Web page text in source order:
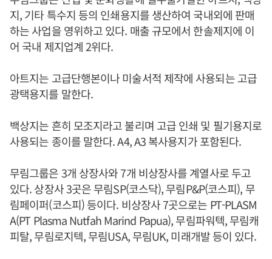
지, 기타 특수지 등의 인쇄용지를 생산하여 국내외에 판매
하는 사업을 영위하고 있다. 매출 규모에서 한솔제지에 이
어 국내 제지업계 2위다.
아트지는 고급단행본이나 미술서적 제작에 사용되는 고급
광택용지를 말한다.
백상지는 흔히 모조지라고 불리며 고급 인쇄 및 필기용지로
사용되는 종이를 말한다. A4, A3 복사용지가 포함된다.
무림그룹은 3개 상장사와 7개 비상장사를 계열사로 두고
있다. 상장사 3곳은 무림SP(코스닥), 무림P&P(코스피), 무
림페이퍼(코스피) 등이다. 비상장사 7곳으로는 PT-PLASM
A(PT Plasma Nutfah Marind Papua), 무림파워텍, 무림캐
피탈, 무림로지텍, 무림USA, 무림UK, 미래개발 등이 있다.